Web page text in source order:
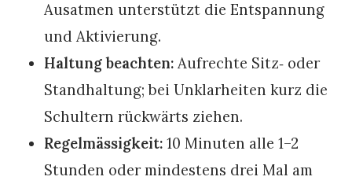
Ausatmen unterstützt die Entspannung
und Aktivierung.
Haltung beachten: Aufrechte Sitz‑ oder
Standhaltung; bei Unklarheiten kurz die
Schultern rückwärts ziehen.
Regelmässigkeit: 10 Minuten alle 1–2
Stunden oder mindestens drei Mal am